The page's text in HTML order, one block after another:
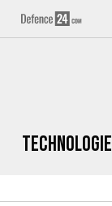
Technologie